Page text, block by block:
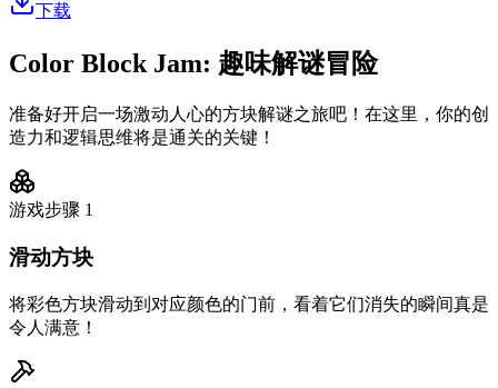
下载
Color Block Jam: 趣味解谜冒险
准备好开启一场激动人心的方块解谜之旅吧！在这里，你的创
造力和逻辑思维将是通关的关键！
游戏步骤 1
滑动方块
将彩色方块滑动到对应颜色的门前，看着它们消失的瞬间真是
令人满意！